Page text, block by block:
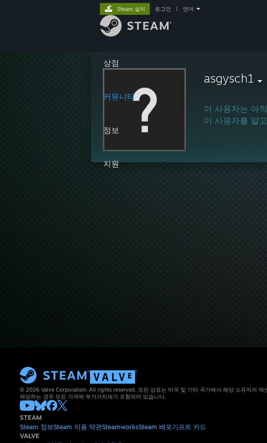
상점
커뮤니티
정보
지원
Steam 설치 로그인 언어
asgysch1
이 사용자는 아
이 사용자를 알
© 2026 Valve Corporation. All rights reserved. 모든 상표는 미국 및 기타 국가에서 해당 소유자의 재
해당하는 경우 모든 가격에 부가가치세가 포함되어 있습니다.
STEAM
Steam 정보Steam 이용 약관SteamworksSteam 배포기프트 카드
VALVE